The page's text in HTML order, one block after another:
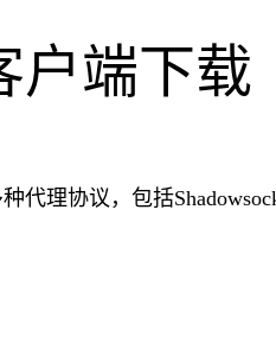
户端下载
理协议，包括